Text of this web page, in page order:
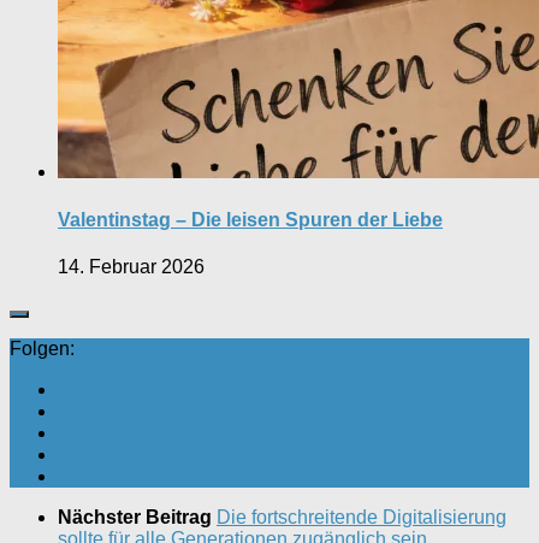
Valentinstag – Die leisen Spuren der Liebe
14. Februar 2026
Folgen:
Nächster Beitrag Die fortschreitende Digitalisierung
sollte für alle Generationen zugänglich sein.